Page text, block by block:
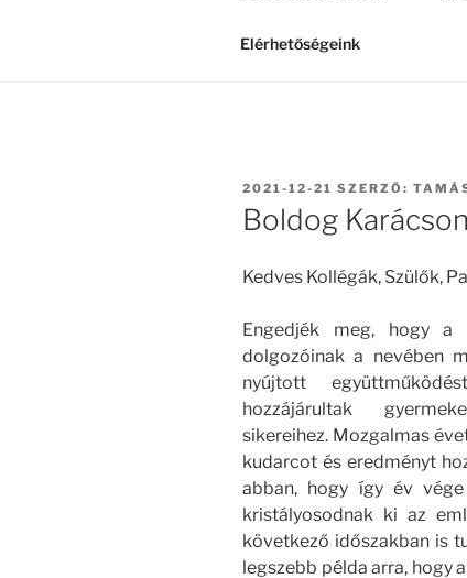
Elérhetőségeink
BEKÜLDVE:
2021-12-21 SZERZŐ:
Boldog
Kedves Kollégák, Szülők,
Engedjék meg, hogy a
dolgozóinak a nevében
nyújtott
hozzájárultak
sikereihez. Mozgalmas
kudarcot és eredményt
abban, hogy így év
kristályosodnak ki az
következő időszakban is
legszebb példa arra, hogy